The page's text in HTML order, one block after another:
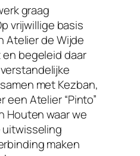
graag
vrijwillige basis
Atelier de Wijde
begeleid daar
met Kezban,
Atelier “Pinto”
Houten waar we
maken